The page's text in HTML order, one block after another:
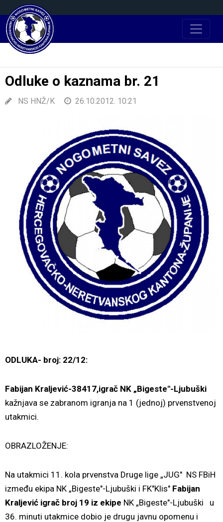
Odluke o kaznama br. 21
NS HNŽ/K 26.10.2012. 10:21
ODLUKA- broj: 22/12:
Fabijan Kraljević-38417,igrač NK „Bigeste"-Ljubuški
kažnjava se zabranom igranja na 1 (jednoj) prvenstvenoj
utakmici.
OBRAZLOŽENJE:
Na utakmici 11. kola prvenstva Druge lige „JUG" NS FBiH
između ekipa NK „Bigeste"-Ljubuški i FK"Klis" Fabijan
Kraljević igrač broj 19 iz ekipe NK „Bigeste"-Ljubuški
u
36. minuti utakmice dobio je drugu javnu opomenu i